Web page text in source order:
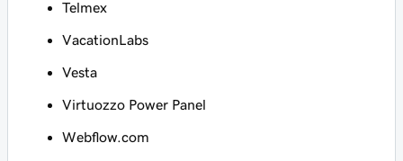
Telmex
VacationLabs
Vesta
Virtuozzo Power Panel
Webflow.com